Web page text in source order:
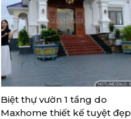
Biệt thự vườn 1 tầng do
Maxhome thiết kế tuyệt đẹp